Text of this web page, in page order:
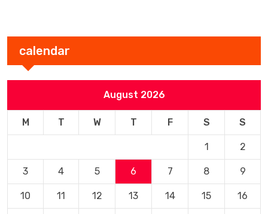
calendar
August 2026
M T W T F S S
1 2
3 4 5 6 7 8 9
10 11 12 13 14 15 16